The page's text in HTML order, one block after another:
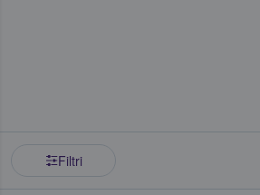
Filtri